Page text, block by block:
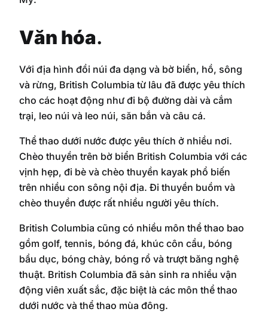
Văn hóa.
Với địa hình đồi núi đa dạng và bờ biển, hồ, sông
và rừng, British Columbia từ lâu đã được yêu thích
cho các hoạt động như đi bộ đường dài và cắm
trại, leo núi và leo núi, săn bắn và câu cá.
Thể thao dưới nước được yêu thích ở nhiều nơi.
Chèo thuyền trên bờ biển British Columbia với các
vịnh hẹp, đi bè và chèo thuyền kayak phổ biến
trên nhiều con sông nội địa. Đi thuyền buồm và
chèo thuyền được rất nhiều người yêu thích.
British Columbia cũng có nhiều môn thể thao bao
gồm golf, tennis, bóng đá, khúc côn cầu, bóng
bầu dục, bóng chày, bóng rổ và trượt băng nghệ
thuật. British Columbia đã sản sinh ra nhiều vận
động viên xuất sắc, đặc biệt là các môn thể thao
dưới nước và thể thao mùa đông.